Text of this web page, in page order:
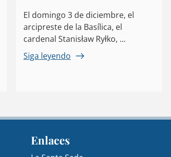
El domingo 3 de diciembre, el
arcipreste de la Basílica, el
cardenal Stanisław Ryłko, ...
Siga leyendo
Enlaces